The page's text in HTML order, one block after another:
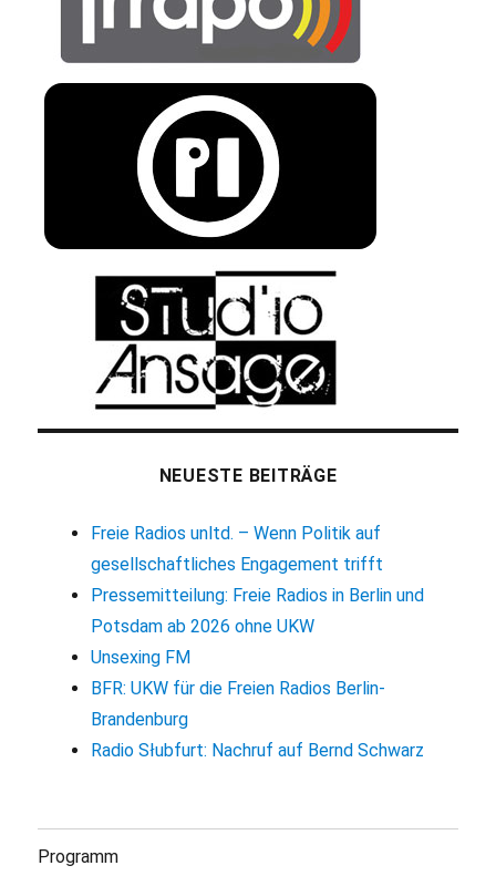
NEUESTE BEITRÄGE
Freie Radios unltd. – Wenn Politik auf
gesellschaftliches Engagement trifft
Pressemitteilung: Freie Radios in Berlin und
Potsdam ab 2026 ohne UKW
Unsexing FM
BFR: UKW für die Freien Radios Berlin-
Brandenburg
Radio Słubfurt: Nachruf auf Bernd Schwarz
Programm